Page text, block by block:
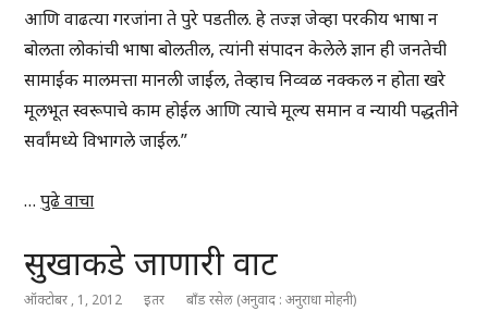
आणि वाढत्या गरजांना ते पुरे पडतील. हे तज्ज्ञ जेव्हा परकीय भाषा न
बोलता लोकांची भाषा बोलतील, त्यांनी संपादन केलेले ज्ञान ही जनतेची
सामाईक मालमत्ता मानली जाईल, तेव्हाच निव्वळ नक्कल न होता खरे
मूलभूत स्वरूपाचे काम होईल आणि त्याचे मूल्य समान व न्यायी पद्धतीने
सर्वांमध्ये विभागले जाईल.”
…पुढे वाचा
सुखाकडे जाणारी वाट
ऑक्टोबर , 1, 2012 इतर बाँड रसेल (अनुवाद : अनुराधा मोहनी)